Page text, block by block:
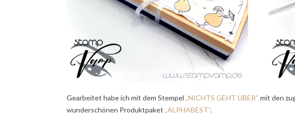
Gearbeitet habe ich mit dem Stempel „NICHTS GEHT ÜBER“ mit den
wunderschönen Produktpaket „ALPHABEST“.